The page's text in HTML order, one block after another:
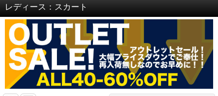
レディース：スカート